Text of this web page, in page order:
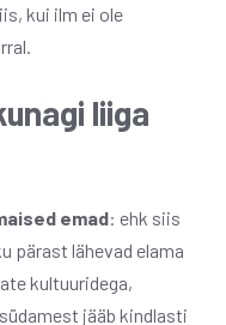
kui ilm ei ole
liiga
emad: ehk siis
pärast lähevad elama
kultuuridega,
jääb kindlasti